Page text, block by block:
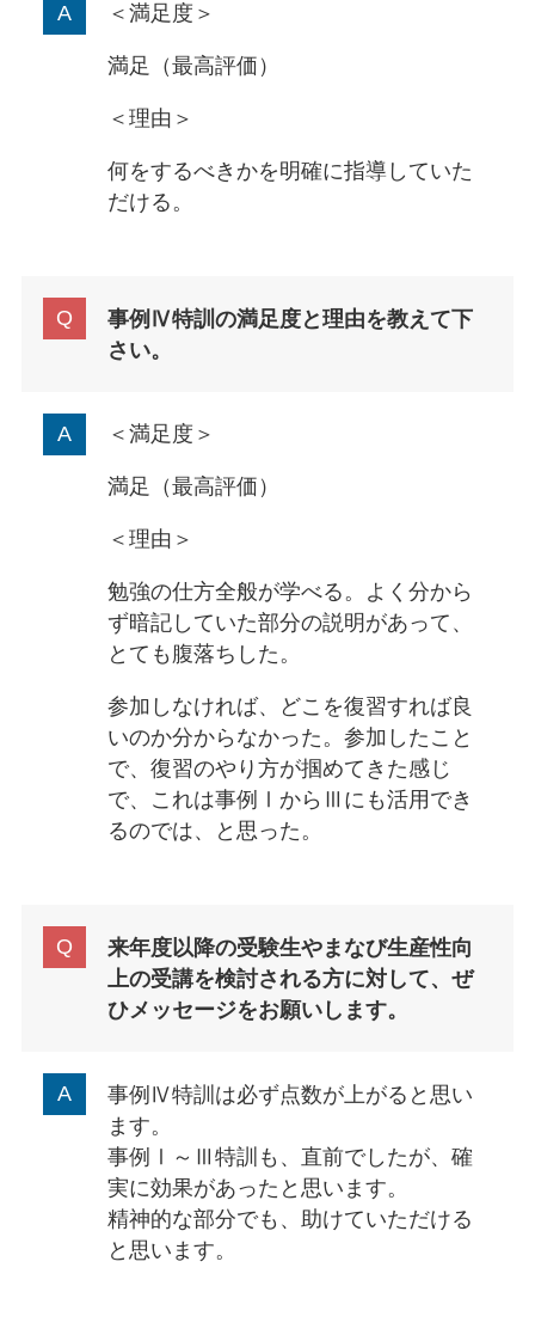
＜満足度＞
満足（最高評価）
＜理由＞
何をするべきかを明確に指導していた
だける。
事例Ⅳ特訓の満足度と理由を教えて下
さい。
＜満足度＞
満足（最高評価）
＜理由＞
勉強の仕方全般が学べる。よく分から
ず暗記していた部分の説明があって、
とても腹落ちした。
参加しなければ、どこを復習すれば良
いのか分からなかった。参加したこと
で、復習のやり方が掴めてきた感じ
で、これは事例ⅠからⅢにも活用でき
るのでは、と思った。
来年度以降の受験生やまなび生産性向
上の受講を検討される方に対して、ぜ
ひメッセージをお願いします。
事例Ⅳ特訓は必ず点数が上がると思い
ます。
事例Ⅰ～Ⅲ特訓も、直前でしたが、確
実に効果があったと思います。
精神的な部分でも、助けていただける
と思います。